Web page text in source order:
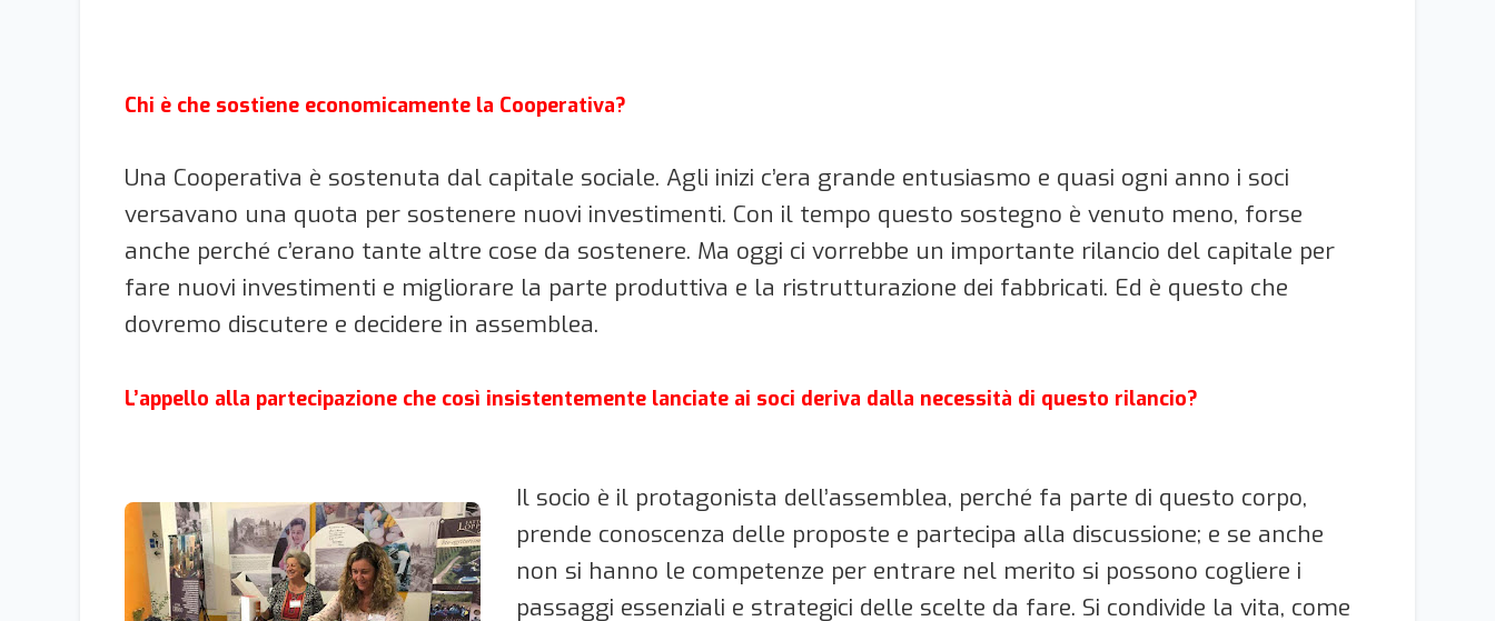
Chi è che sostiene economicamente la Cooperativa?
Una Cooperativa è sostenuta dal capitale sociale. Agli inizi c’era grande entusiasmo e quasi ogni anno i soci
versavano una quota per sostenere nuovi investimenti. Con il tempo questo sostegno è venuto meno, forse
anche perché c’erano tante altre cose da sostenere. Ma oggi ci vorrebbe un importante rilancio del capitale per
fare nuovi investimenti e migliorare la parte produttiva e la ristrutturazione dei fabbricati. Ed è questo che
dovremo discutere e decidere in assemblea.
L’appello alla partecipazione che così insistentemente lanciate ai soci deriva dalla necessità di questo rilancio?
Il socio è il protagonista dell’assemblea, perché fa parte di questo corpo,
prende conoscenza delle proposte e partecipa alla discussione; e se anche
non si hanno le competenze per entrare nel merito si possono cogliere i
passaggi essenziali e strategici delle scelte da fare. Si condivide la vita, come